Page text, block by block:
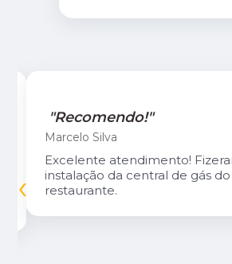
"Recomendo!"
Marcelo Silva
Excelente atendimento!
instalação da central de gás
restaurante.
‹